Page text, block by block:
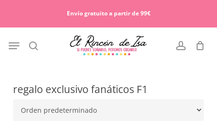
Envío gratuito a partir de 99€
search account
Menu
Cart
regalo exclusivo fanáticos F1